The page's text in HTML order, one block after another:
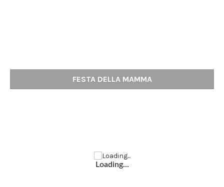
FESTA DELLA MAMMA
Loading...